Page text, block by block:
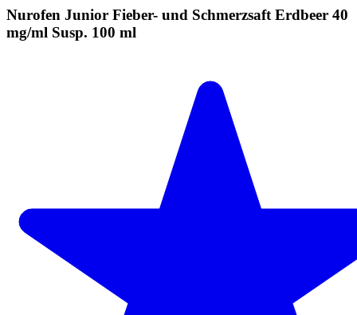
Nurofen Junior Fieber- und Schmerzsaft Erdbeer 40
mg/ml Susp. 100 ml